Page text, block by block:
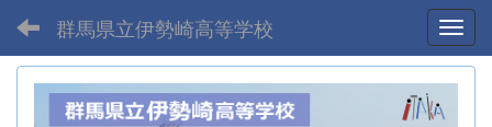
群馬県立伊勢崎高等学校